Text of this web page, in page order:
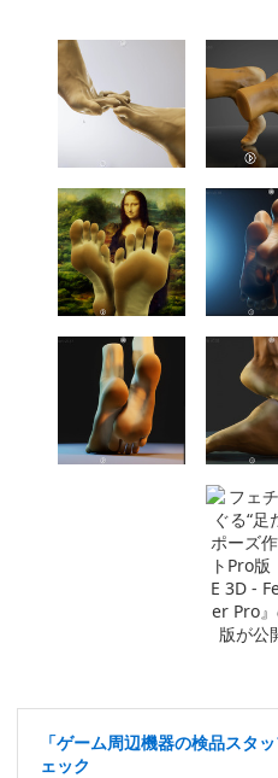
「ゲーム周辺機器の検品スタ
ェック